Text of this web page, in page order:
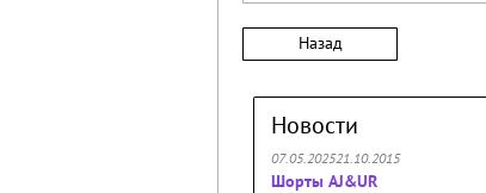
Назад
Новости
07.05.202521.10.2015
Шорты AJ&UR